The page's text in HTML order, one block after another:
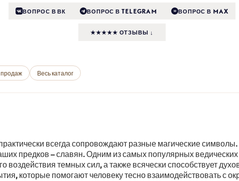
ВОПРОС В ВК ВОПРОС В TELEGRAM M ВОПРОС В MAX
★★★★★ ОТЗЫВЫ ↓
Весь каталог
всегда сопровождают разные магические
предков – славян. Одним из самых популярных
воздействия темных сил, а также всячески способствует
которые помогают человеку тесно взаимодействовать с